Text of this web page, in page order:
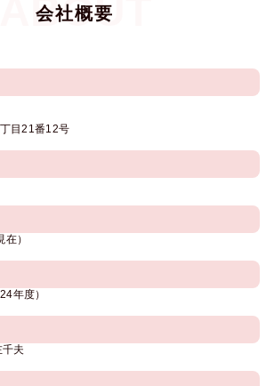
会社概要
目21番12号
）
年度）
夫